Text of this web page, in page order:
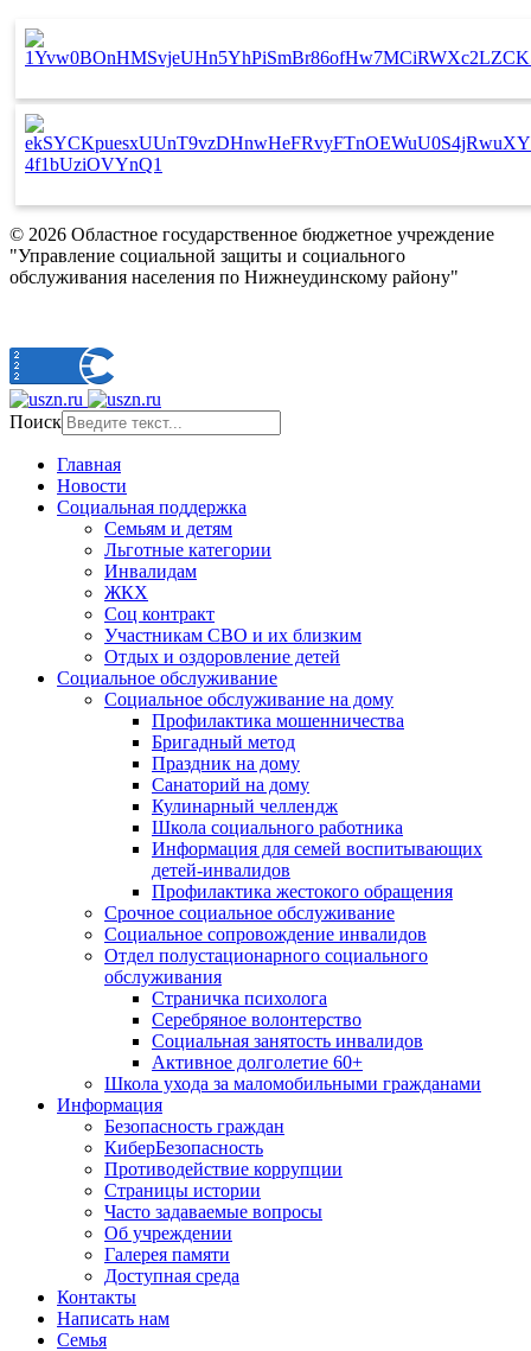
© 2026 Областное государственное бюджетное учреждение
"Управление социальной защиты и социального
обслуживания населения по Нижнеудинскому району"
Поиск
Главная
Новости
Социальная поддержка
Семьям и детям
Льготные категории
Инвалидам
ЖКХ
Соц контракт
Участникам СВО и их близким
Отдых и оздоровление детей
Социальное обслуживание
Социальное обслуживание на дому
Профилактика мошенничества
Бригадный метод
Праздник на дому
Санаторий на дому
Кулинарный челлендж
Школа социального работника
Информация для семей воспитывающих
детей-инвалидов
Профилактика жестокого обращения
Срочное социальное обслуживание
Социальное сопровождение инвалидов
Отдел полустационарного социального
обслуживания
Страничка психолога
Серебряное волонтерство
Социальная занятость инвалидов
Активное долголетие 60+
Школа ухода за маломобильными гражданами
Информация
Безопасность граждан
КиберБезопасность
Противодействие коррупции
Страницы истории
Часто задаваемые вопросы
Об учреждении
Галерея памяти
Доступная среда
Контакты
Написать нам
Семья